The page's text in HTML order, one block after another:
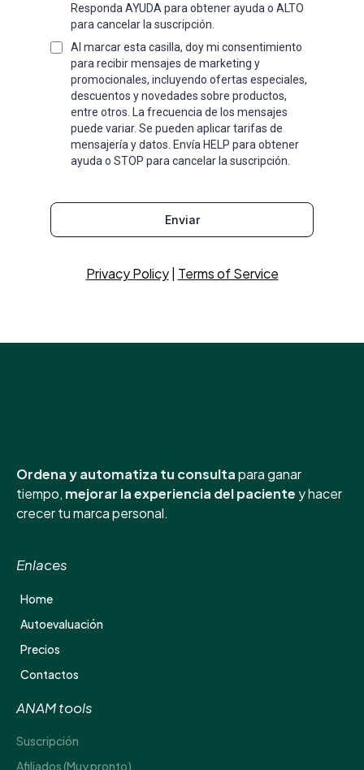
Responda AYUDA para obtener ayuda o ALTO
para cancelar la suscripción.
Al marcar esta casilla, doy mi consentimiento
para recibir mensajes de marketing y
promocionales, incluyendo ofertas especiales,
descuentos y novedades sobre productos,
entre otros. La frecuencia de los mensajes
puede variar. Se pueden aplicar tarifas de
mensajería y datos. Envía HELP para obtener
ayuda o STOP para cancelar la suscripción.
Enviar
Privacy Policy| Terms of Service
Ordena y automatiza tu consultapara ganar
tiempo, mejorar la experiencia del paciente y hacer
crecer tu marca personal.
Enlaces
Home
Autoevaluación
Precios
Contactos
ANAM tools
Suscripción
Afiliados (Muy pronto)